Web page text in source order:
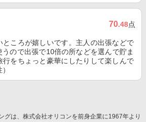
70.48点
ところが嬉しいです。主人の出張などで
ので出張で10倍の所などを選んで貯ま
行をちょっと豪華にしたりして楽しんで
グは、株式会社オリコンを前身企業に1967年より